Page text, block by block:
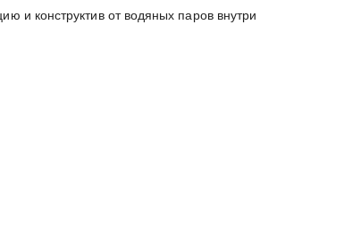
конструктив от водяных паров внутри